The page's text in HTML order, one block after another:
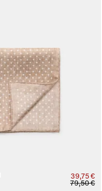
39,75 €
79,50 €